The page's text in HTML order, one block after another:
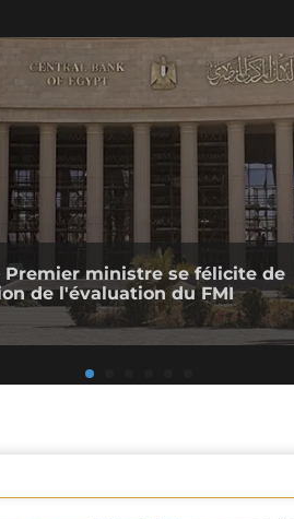
Premier ministre se félicite de
de l'évaluation du FMI